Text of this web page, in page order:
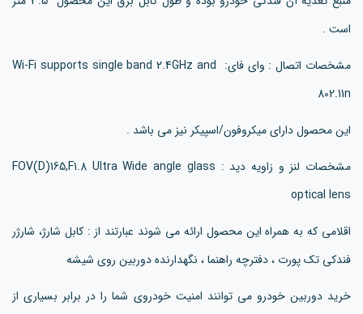
است .
مشخصات اتصال : وای فای: Wi-Fi supports single band 2.4GHz and
802.11n
این محصول دارای میکروفون/اسپیکر نیز می باشد .
مشخصات لنز و زاویه دید : FOV(D)165,F1.8 Ultra Wide angle glass
optical lens
اقلامی که به همراه این محصول ارائه می شوند عبارتند از : کابل شارژ، شارژر
فندکی تک پورت ، دفترچه راهنما ، نگهدارنده دوربین روی شیشه
خرید دوربین خودرو می توانند امنیت خودروی شما را در برابر بسیاری از